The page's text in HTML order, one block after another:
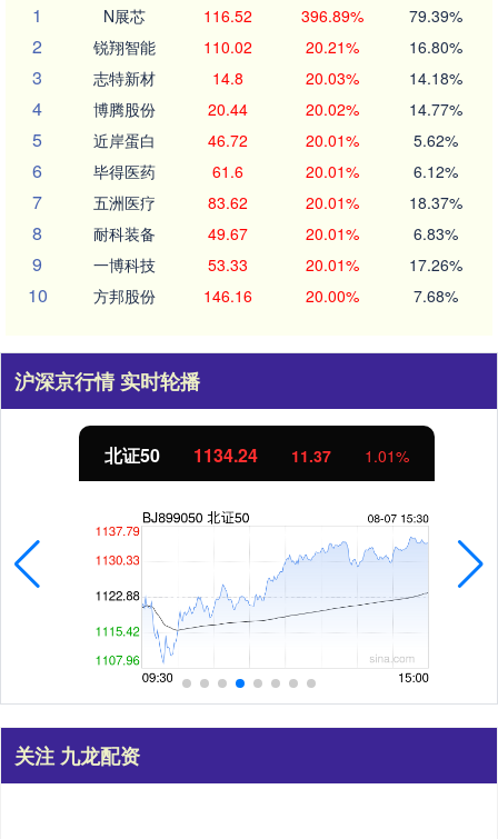
1
N展芯 116.52 396.89% 79.39%
2 锐翔智能 110.02 20.21% 16.80%
3 志特新材 14.8 20.03% 14.18%
4 博腾股份 20.44 20.02% 14.77%
5 近岸蛋白 46.72 20.01% 5.62%
6 毕得医药 61.6 20.01% 6.12%
7 五洲医疗 83.62 20.01% 18.37%
8 耐科装备 49.67 20.01% 6.83%
9 一博科技 53.33 20.01% 17.26%
10 方邦股份 146.16 20.00% 7.68%
沪深京行情 实时轮播
北证50 1134.24 11.37 1.01%
关注 九龙配资